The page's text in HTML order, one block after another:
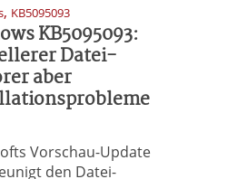
, KB5095093
KB5095093:
Datei-
aber
Vorschau-Update
den Datei-